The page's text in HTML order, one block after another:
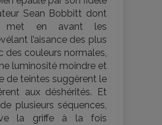
Sean Bobbitt dont
met en avant les
l’aisance des plus
des couleurs normales,
luminosité moindre et
de teintes suggèrent le
aux déshérités. Et
plusieurs séquences,
la griffe à la fois